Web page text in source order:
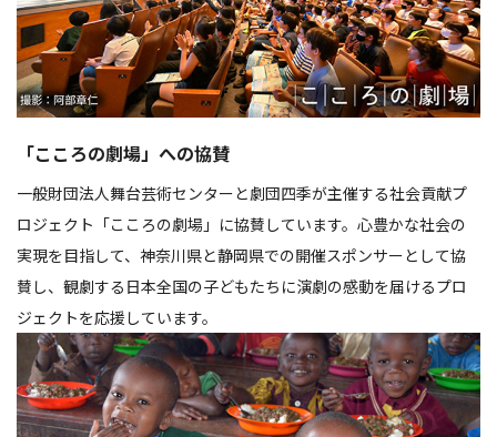
「こころの劇場」への協賛
一般財団法人舞台芸術センターと劇団四季が主催する社会貢献プ
ロジェクト「こころの劇場」に協賛しています。心豊かな社会の
実現を目指して、神奈川県と静岡県での開催スポンサーとして協
賛し、観劇する日本全国の子どもたちに演劇の感動を届けるプロ
ジェクトを応援しています。